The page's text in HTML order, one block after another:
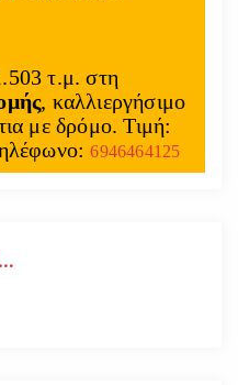
τ.μ. στη
, καλλιεργήσιμο
με δρόμο. Τιμή:
6946464125